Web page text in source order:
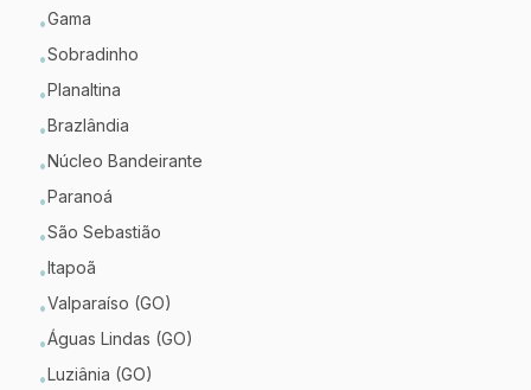
•Gama
•Sobradinho
•Planaltina
•Brazlândia
•Núcleo Bandeirante
•Paranoá
•São Sebastião
•Itapoã
•Valparaíso (GO)
•Águas Lindas (GO)
•Luziânia (GO)